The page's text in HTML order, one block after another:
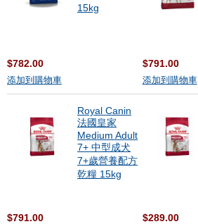
15kg
$782.00
添加到購物車
$791.00
添加到購物車
Royal Canin
法國皇家
Medium Adult
7+ 中型成犬
7+歲營養配方
乾糧 15kg
$791.00 $289.00